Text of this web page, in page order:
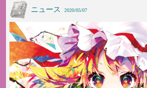
ニュース 2020/05/07